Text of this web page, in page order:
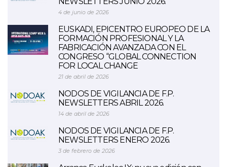
4 de junio de 2026
EUSKADI, EPICENTRO EUROPEO DE LA
FORMACIÓN PROFESIONAL Y LA
FABRICACIÓN AVANZADA CON EL
CONGRESO “GLOBAL CONNECTION
FOR LOCAL CHANGE
21 de abril de 2026
NODOS DE VIGILANCIA DE F.P.
NEWSLETTERS ABRIL 2026.
14 de abril de 2026
NODOS DE VIGILANCIA DE F.P.
NEWSLETTERS ENERO 2026.
3 de febrero de 2026